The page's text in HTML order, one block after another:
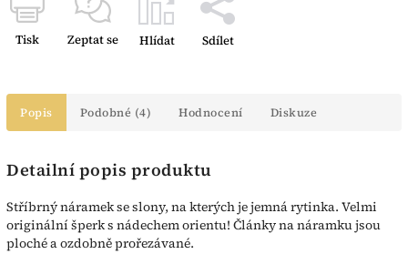
Tisk Zeptat se Hlídat Sdílet
Popis Podobné (4) Hodnocení Diskuze
Detailní popis produktu
Stříbrný náramek se slony, na kterých je jemná rytinka. Velmi
originální šperk s nádechem orientu! Články na náramku jsou
ploché a ozdobně prořezávané.